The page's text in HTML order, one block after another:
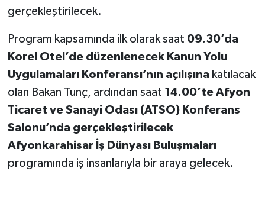
gerçekleştirilecek.
Program kapsamında ilk olarak saat 09.30’da
Korel Otel’de düzenlenecek Kanun Yolu
Uygulamaları Konferansı’nın açılışınakatılacak
olan Bakan Tunç, ardından saat 14.00’te Afyon
Ticaret ve Sanayi Odası (ATSO) Konferans
Salonu’nda gerçekleştirilecek
Afyonkarahisar İş Dünyası Buluşmaları
programında iş insanlarıyla bir araya gelecek.